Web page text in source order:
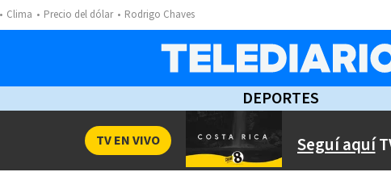
Clima Precio del dólar Rodrigo Chaves
DEPORTES
Seguí aquí
TV EN VIVO